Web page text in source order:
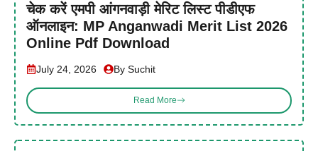
चेक करें एमपी आंगनवाड़ी मेरिट लिस्ट पीडीएफ
ऑनलाइन: MP Anganwadi Merit List 2026
Online Pdf Download
July 24, 2026 By Suchit
Read More